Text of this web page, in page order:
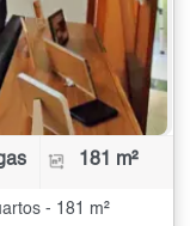
181 m²
- 181 m²